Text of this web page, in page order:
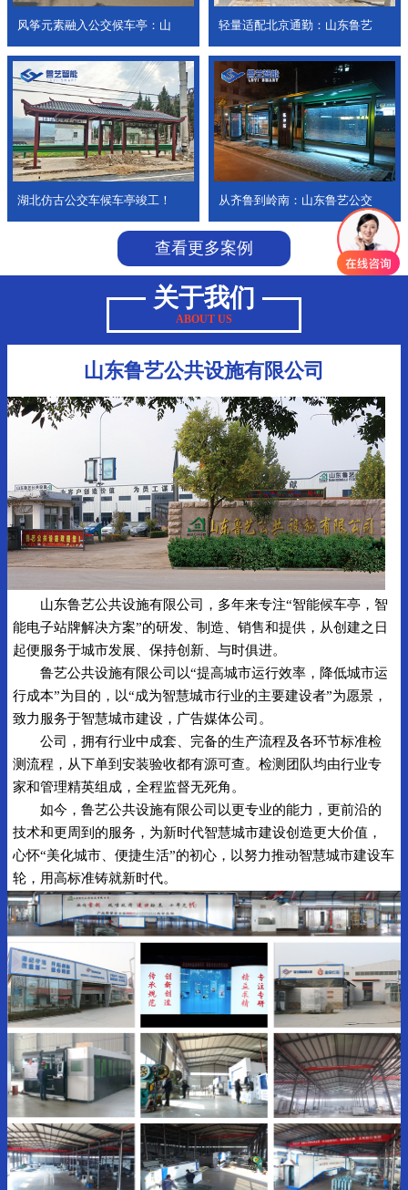
风筝元素融入公交候车亭：山 轻量适配北京通勤：山东鲁艺
湖北仿古公交车候车亭竣工！ 从齐鲁到岭南：山东鲁艺公交
查看更多案例
关于我们
ABOUT US
山东鲁艺公共设施有限公司
山东鲁艺公共设施有限公司，多年来专注“智能候车亭，智
能电子站牌解决方案”的研发、制造、销售和提供，从创建之日
起便服务于城市发展、保持创新、与时俱进。
鲁艺公共设施有限公司以“提高城市运行效率，降低城市运
行成本”为目的，以“成为智慧城市行业的主要建设者”为愿景，
致力服务于智慧城市建设，广告媒体公司。
公司，拥有行业中成套、完备的生产流程及各环节标准检
测流程，从下单到安装验收都有源可查。检测团队均由行业专
家和管理精英组成，全程监督无死角。
如今，鲁艺公共设施有限公司以更专业的能力，更前沿的
技术和更周到的服务，为新时代智慧城市建设创造更大价值，
心怀“美化城市、便捷生活”的初心，以努力推动智慧城市建设车
轮，用高标准铸就新时代。